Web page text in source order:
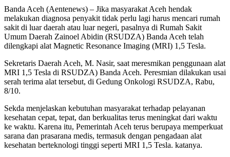
Banda Aceh (Aentenews) – Jika masyarakat Aceh hendak
melakukan diagnosa penyakit tidak perlu lagi harus mencari rumah
sakit di luar daerah atau luar negeri, pasalnya di Rumah Sakit
Umum Daerah Zainoel Abidin (RSUDZA) Banda Aceh telah
dilengkapi alat Magnetic Resonance Imaging (MRI) 1,5 Tesla.
Sekretaris Daerah Aceh, M. Nasir, saat meresmikan penggunaan alat
MRI 1,5 Tesla di RSUDZA) Banda Aceh. Peresmian dilakukan usai
serah terima alat tersebut, di Gedung Onkologi RSUDZA, Rabu,
8/10.
Sekda menjelaskan kebutuhan masyarakat terhadap pelayanan
kesehatan cepat, tepat, dan berkualitas terus meningkat dari waktu
ke waktu. Karena itu, Pemerintah Aceh terus berupaya memperkuat
sarana dan prasarana medis, termasuk dengan pengadaan alat
kesehatan berteknologi tinggi seperti MRI 1,5 Tesla. katanya.